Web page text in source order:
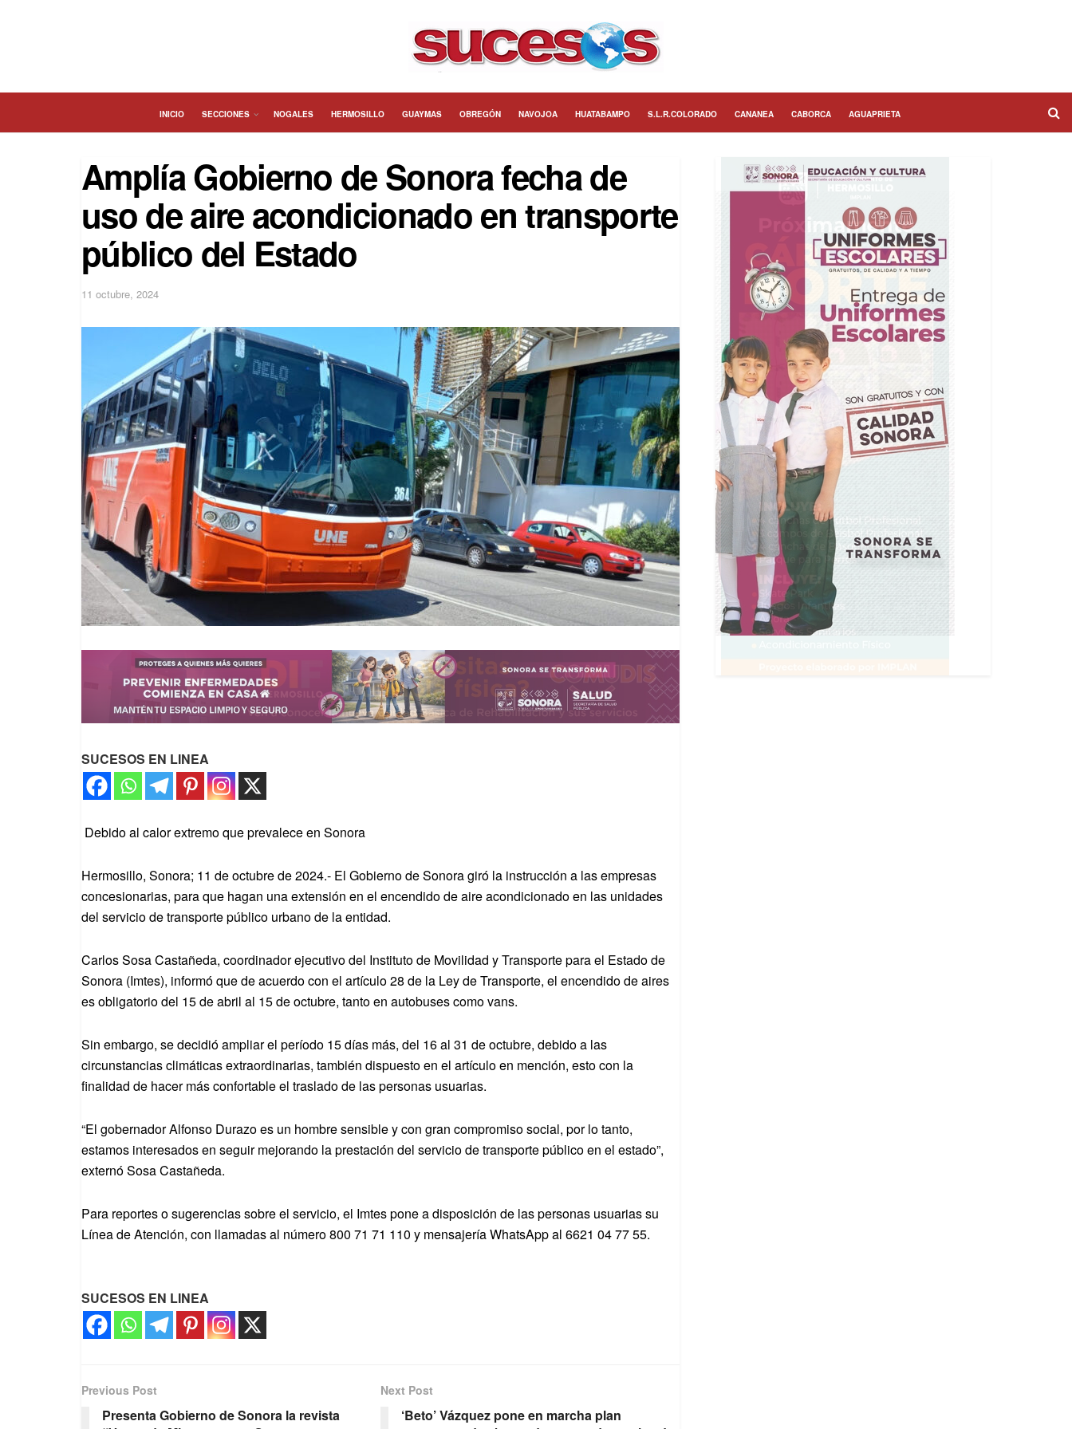
INICIO SECCIONES NOGALES HERMOSILLO GUAYMAS OBREGÓN NAVOJOA HUATABAMPO S.L.R.COLORADO CANANEA CABORCA AGUAPRIETA
Amplía Gobierno de Sonora fecha de
uso de aire acondicionado en transporte
público del Estado
11 octubre, 2024
SUCESOS EN LINEA
Debido al calor extremo que prevalece en Sonora
Hermosillo, Sonora; 11 de octubre de 2024.- El Gobierno de Sonora giró la instrucción a las empresas
concesionarias, para que hagan una extensión en el encendido de aire acondicionado en las unidades
del servicio de transporte público urbano de la entidad.
Carlos Sosa Castañeda, coordinador ejecutivo del Instituto de Movilidad y Transporte para el Estado de
Sonora (Imtes), informó que de acuerdo con el artículo 28 de la Ley de Transporte, el encendido de aires
es obligatorio del 15 de abril al 15 de octubre, tanto en autobuses como vans.
Sin embargo, se decidió ampliar el período 15 días más, del 16 al 31 de octubre, debido a las
circunstancias climáticas extraordinarias, también dispuesto en el artículo en mención, esto con la
finalidad de hacer más confortable el traslado de las personas usuarias.
“El gobernador Alfonso Durazo es un hombre sensible y con gran compromiso social, por lo tanto,
estamos interesados en seguir mejorando la prestación del servicio de transporte público en el estado”,
externó Sosa Castañeda.
Para reportes o sugerencias sobre el servicio, el Imtes pone a disposición de las personas usuarias su
Línea de Atención, con llamadas al número 800 71 71 110 y mensajería WhatsApp al 6621 04 77 55.
SUCESOS EN LINEA
Previous Post
Presenta Gobierno de Sonora la revista
Next Post
‘Beto’ Vázquez pone en marcha plan